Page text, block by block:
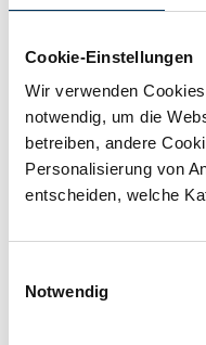
Cookie-Einstellungen
Wir verwenden
notwendig, um die
betreiben, andere
Personalisierung von
entscheiden, welche
Notwendig
Technical
Voltage: 25,6V
Capacity: 10Ah
Technology: